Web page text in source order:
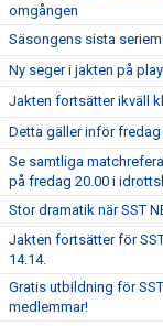
omgången
Säsongens sista
Ny seger i jakten på
Jakten fortsätter ikväll
Detta gäller inför
Se samtliga
på fredag 20.00 i
Stor dramatik när SST
Jakten fortsätter för
14.14.
Gratis utbildning för
medlemmar!